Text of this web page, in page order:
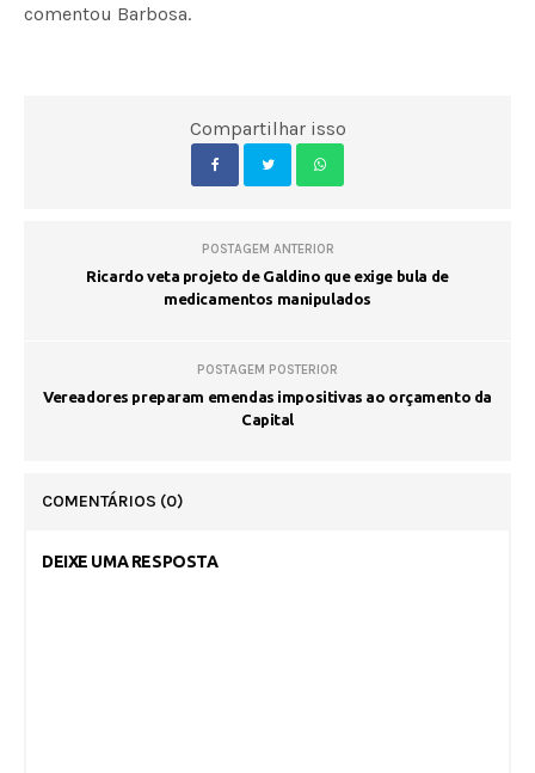
comentou Barbosa.
Compartilhar isso
POSTAGEM ANTERIOR
Ricardo veta projeto de Galdino que exige bula de
medicamentos manipulados
POSTAGEM POSTERIOR
Vereadores preparam emendas impositivas ao orçamento da
Capital
COMENTÁRIOS (0)
DEIXE UMA RESPOSTA